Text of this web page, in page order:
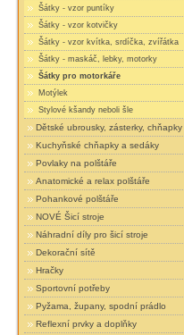
Šátky - vzor puntíky
Šátky - vzor kotvičky
Šátky - vzor kvítka, srdíčka, zvířátka
Šátky - maskáč, lebky, motorky
Šátky pro motorkáře
Motýlek
Stylové kšandy neboli šle
Dětské ubrousky, zásterky, chňapky
Kuchyňské chňapky a sedáky
Povlaky na polštáře
Anatomické a relax polštáře
Pohankové polštáře
NOVÉ Šicí stroje
Náhradní díly pro šicí stroje
Dekorační sítě
Hračky
Sportovní potřeby
Pyžama, župany, spodní prádlo
Reflexní prvky a doplňky